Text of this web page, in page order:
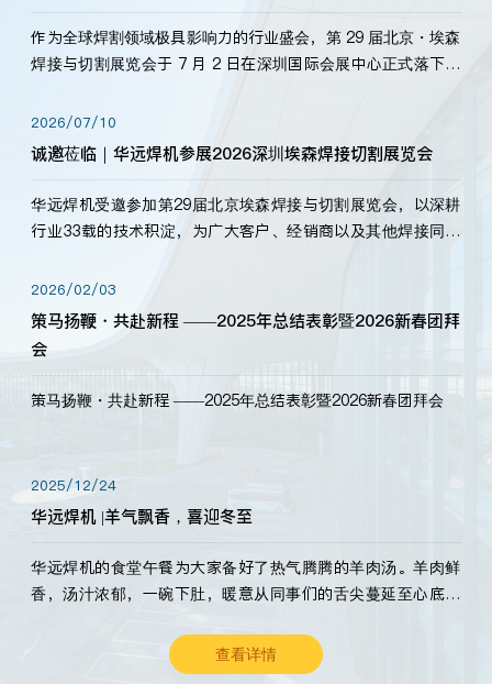
作为全球焊割领域极具影响力的行业盛会，第 29 届北京・埃森
焊接与切割展览会于 7 月 2 日在深圳国际会展中心正式落下帷
标准，持之以恒研发新产品、新技术。新老客户、行业伙伴、
海内外客户为目睹公司发布的新产…
2026/07/10
诚邀莅临｜华远焊机参展2026深圳埃森焊接切割展览会
华远焊机受邀参加第29届北京埃森焊接与切割展览会，以深耕
行业33载的技术积淀，为广大客户、经销商以及其他焊接同仁
2026/02/03
策马扬鞭・共赴新程 ——2025年总结表彰暨2026新春团拜
会
策马扬鞭・共赴新程 ——2025年总结表彰暨2026新春团拜会
2025/12/24
华远焊机 |羊气飘香，喜迎冬至
华远焊机的食堂午餐为大家备好了热气腾腾的羊肉汤。羊肉鲜
香，汤汁浓郁，一碗下肚，暖意从同事们的舌尖蔓延至心底。
查看详情